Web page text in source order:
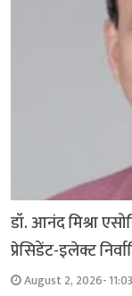
डॉ. आनंद मिश्रा
प्रेसिडेंट-इलेक्ट
August 2, 2026-